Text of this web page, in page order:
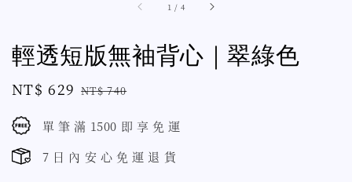
1 / 4
輕透短版無袖背心｜翠綠色
Sale
NT$ 629 Regular
NT$ 740
單 筆 滿 1500 即 享 免 運
7 日 內 安 心 免 運 退 貨